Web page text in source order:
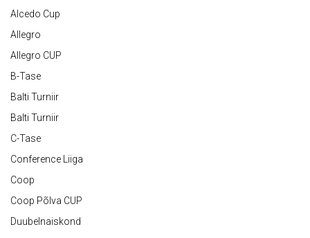
Alcedo Cup
Allegro
Allegro CUP
B-Tase
Balti Turniir
Balti Turniir
C-Tase
Conference Liiga
Coop
Coop Põlva CUP
Duubelnaiskond